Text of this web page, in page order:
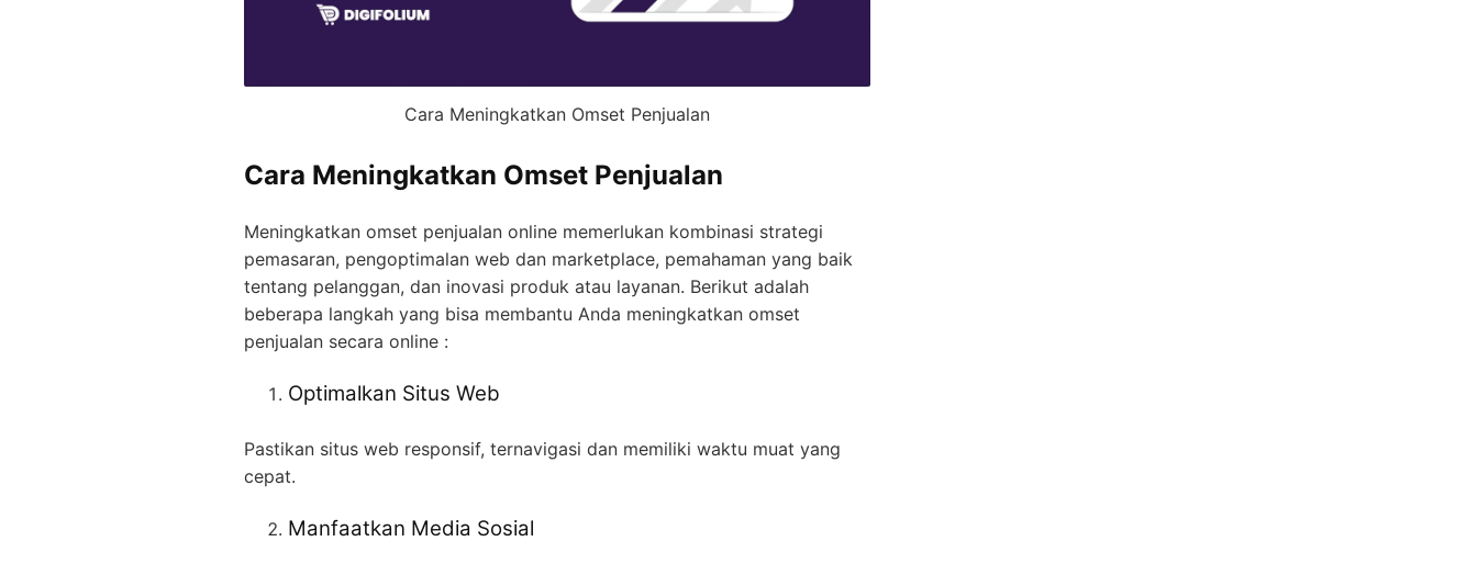
Cara Meningkatkan Omset Penjualan
Cara Meningkatkan Omset Penjualan
Meningkatkan omset penjualan online memerlukan kombinasi strategi
pemasaran, pengoptimalan web dan marketplace, pemahaman yang baik
tentang pelanggan, dan inovasi produk atau layanan. Berikut adalah
beberapa langkah yang bisa membantu Anda meningkatkan omset
penjualan secara online :
Optimalkan Situs Web
Pastikan situs web responsif, ternavigasi dan memiliki waktu muat yang
cepat.
Manfaatkan Media Sosial